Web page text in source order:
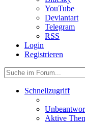
YouTube
Deviantart
Telegram
RSS
Login
Registrieren
Schnellzugriff
Aktive